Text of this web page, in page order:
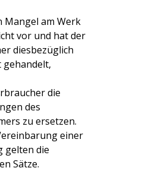
Mangel am Werk
vor und hat der
diesbezüglich
gehandelt,
die
des
zu ersetzen.
einer
gelten die
Sätze.